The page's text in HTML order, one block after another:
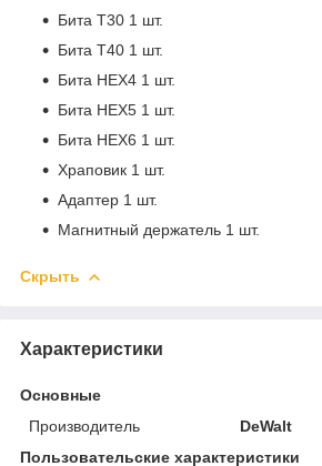
Бита T30 1 шт.
Бита T40 1 шт.
Бита HEX4 1 шт.
Бита HEX5 1 шт.
Бита HEX6 1 шт.
Храповик 1 шт.
Адаптер 1 шт.
Магнитный держатель 1 шт.
Скрыть
Характеристики
Основные
Производитель
DeWalt
Пользовательские характеристики